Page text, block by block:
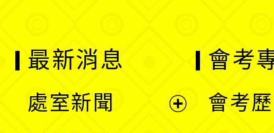
最新消息
處室新聞
會考
會考